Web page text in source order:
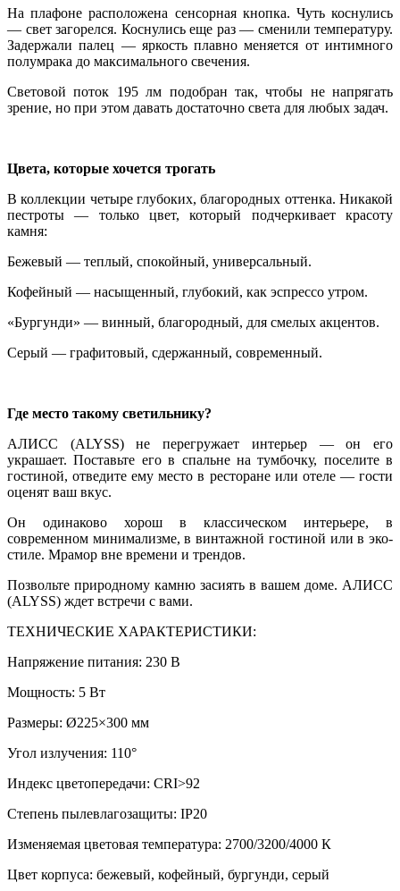
На плафоне расположена сенсорная кнопка. Чуть коснулись
— свет загорелся. Коснулись еще раз — сменили температуру.
Задержали палец — яркость плавно меняется от интимного
полумрака до максимального свечения.
Световой поток 195 лм подобран так, чтобы не напрягать
зрение, но при этом давать достаточно света для любых задач.
Цвета, которые хочется трогать
В коллекции четыре глубоких, благородных оттенка. Никакой
пестроты — только цвет, который подчеркивает красоту
камня:
Бежевый — теплый, спокойный, универсальный.
Кофейный — насыщенный, глубокий, как эспрессо утром.
«Бургунди» — винный, благородный, для смелых акцентов.
Серый — графитовый, сдержанный, современный.
Где место такому светильнику?
АЛИСС (ALYSS) не перегружает интерьер — он его
украшает. Поставьте его в спальне на тумбочку, поселите в
гостиной, отведите ему место в ресторане или отеле — гости
оценят ваш вкус.
Он одинаково хорош в классическом интерьере, в
современном минимализме, в винтажной гостиной или в эко-
стиле. Мрамор вне времени и трендов.
Позвольте природному камню засиять в вашем доме. АЛИСС
(ALYSS) ждет встречи с вами.
ТЕХНИЧЕСКИЕ ХАРАКТЕРИСТИКИ:
Напряжение питания: 230 В
Мощность: 5 Вт
Размеры: Ø225×300 мм
Угол излучения: 110°
Индекс цветопередачи: CRI>92
Степень пылевлагозащиты: IP20
Изменяемая цветовая температура: 2700/3200/4000 К
Цвет корпуса: бежевый, кофейный, бургунди, серый